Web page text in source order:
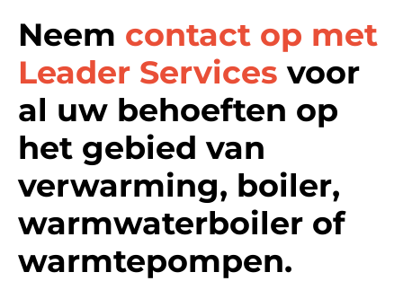
Neem contact op met
Leader Services voor
al uw behoeften op
het gebied van
verwarming, boiler,
warmwaterboiler of
warmtepompen.